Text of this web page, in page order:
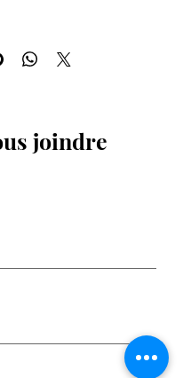
joindre